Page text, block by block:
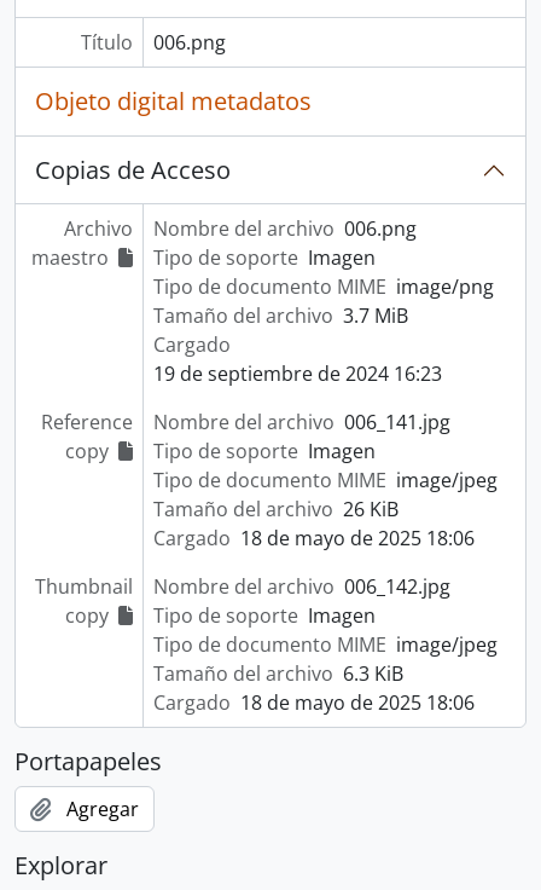
Título 006.png
Objeto digital metadatos
Copias de Acceso
Archivo
maestro
Nombre del archivo 006.png
Tipo de soporte Imagen
Tipo de documento MIME image/png
Tamaño del archivo 3.7 MiB
Cargado
19 de septiembre de 2024 16:23
Reference
copy
Nombre del archivo 006_141.jpg
Tipo de soporte Imagen
Tipo de documento MIME image/jpeg
Tamaño del archivo 26 KiB
Cargado 18 de mayo de 2025 18:06
Thumbnail
copy
Nombre del archivo 006_142.jpg
Tipo de soporte Imagen
Tipo de documento MIME image/jpeg
Tamaño del archivo 6.3 KiB
Cargado 18 de mayo de 2025 18:06
Portapapeles
Agregar
Explorar